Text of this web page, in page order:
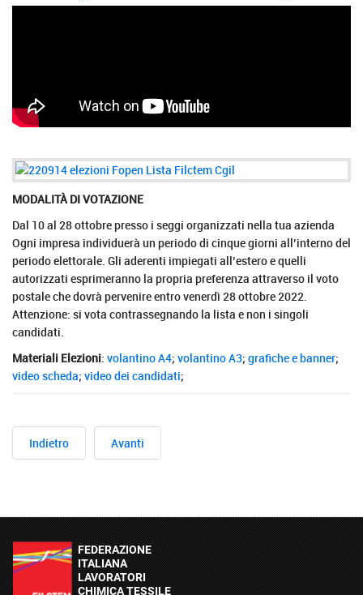
MODALITÀ DI VOTAZIONE
Dal 10 al 28 ottobre presso i seggi organizzati nella tua azienda
Ogni impresa individuerà un periodo di cinque giorni all’interno del
periodo elettorale. Gli aderenti impiegati all’estero e quelli
autorizzati esprimeranno la propria preferenza attraverso il voto
postale che dovrà pervenire entro venerdì 28 ottobre 2022.
Attenzione: si vota contrassegnando la lista e non i singoli
candidati.
Materiali Elezioni: volantino A4; volantino A3; grafiche e banner;
video scheda; video dei candidati;
Indietro Avanti